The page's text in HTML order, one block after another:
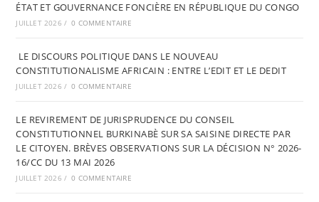
ÉTAT ET GOUVERNANCE FONCIÈRE EN RÉPUBLIQUE DU CONGO
JUILLET 2026 / 0 COMMENTAIRE
LE DISCOURS POLITIQUE DANS LE NOUVEAU
CONSTITUTIONALISME AFRICAIN : ENTRE L’EDIT ET LE DEDIT
JUILLET 2026 / 0 COMMENTAIRE
LE REVIREMENT DE JURISPRUDENCE DU CONSEIL
CONSTITUTIONNEL BURKINABÈ SUR SA SAISINE DIRECTE PAR
LE CITOYEN. BRÈVES OBSERVATIONS SUR LA DÉCISION N° 2026-
16/CC DU 13 MAI 2026
JUILLET 2026 / 0 COMMENTAIRE